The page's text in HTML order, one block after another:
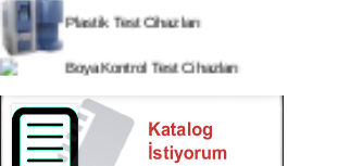
Çevresel Ölçüm Cihazları